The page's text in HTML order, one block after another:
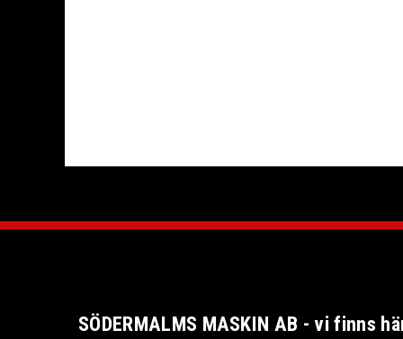
SÖDERMALMS MASKIN AB - vi finns